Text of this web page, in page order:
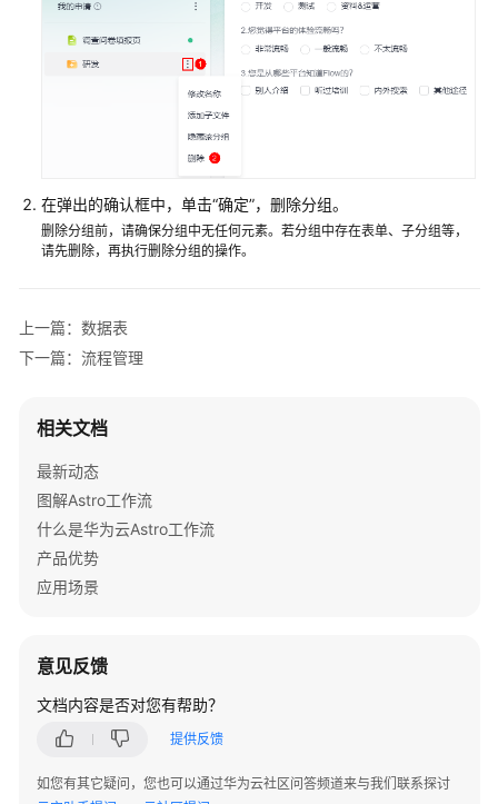
持
区
系
统
权
在弹出的确认框中，单击“确定”，删除分组。
删除分组前，请确保分组中无任何元素。若分组中存在表单、子分组等，
请先删除，再执行删除分组的操作。
上一篇：数据表
下一篇：流程管理
相关文档
最新动态
图解Astro工作流
什么是华为云Astro工作流
产品优势
应用场景
意见反馈
文档内容是否对您有帮助？
提供反馈
如您有其它疑问，您也可以通过华为云社区问答频道来与我们联系探讨